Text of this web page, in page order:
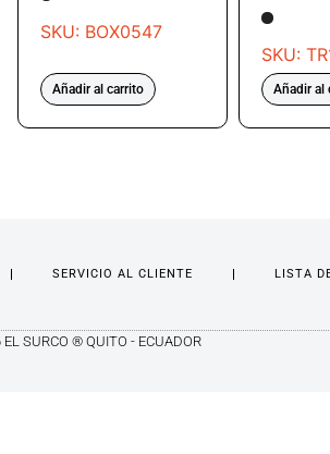
SKU: BOX0547
Añadir al carrito
SKU:
Añadir al
SERVICIO AL CLIENTE LISTA
SURCO ® QUITO - ECUADOR